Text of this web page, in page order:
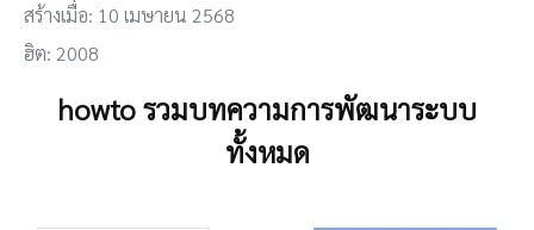
สร้างเมื่อ: 10 เมษายน 2568
ฮิต: 2008
howto รวมบทความการพัฒนาระบบ
ทั้งหมด